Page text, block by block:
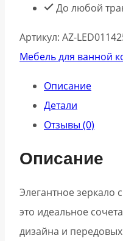
До любой
Артикул: АZ-
Мебель для ванной
Описание
Детали
Отзывы (0)
Описание
Элегантное зеркало
это идеальное
дизайна и